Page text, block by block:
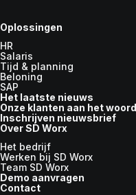
Oplossingen
HR
Salaris
Tijd & planning
Beloning
SAP
Het laatste nieuws
Onze klanten aan het woord
Inschrijven nieuwsbrief
Over SD Worx
Het bedrijf
Werken bij SD Worx
Team SD Worx
Demo aanvragen
Contact